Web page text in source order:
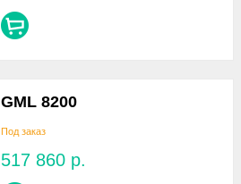
GML 8200
Под заказ
517 860 р.